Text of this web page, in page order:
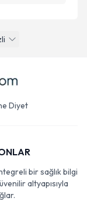
Diyet
bir sağlık bilgi
altyapısıyla